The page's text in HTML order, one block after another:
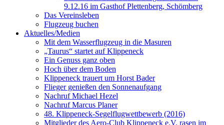
9.12.16 im Gasthof Plettenberg, Schömberg
Das Vereinsleben
Flugzeug buchen
Aktuelles/Medien
Mit dem Wasserflugzeug in die Masuren
„Taurus“ startet auf Klippeneck
Ein Genuss ganz oben
Hoch über dem Boden
Klippeneck trauert um Horst Bader
Flieger genießen den Sonnenaufgang
Nachruf Michael Hezel
Nachruf Marcus Planer
48. Klippeneck-Segelflugwettbewerb (2016)
Mitglieder des Aero-Club Klippeneck e.V. rasen im